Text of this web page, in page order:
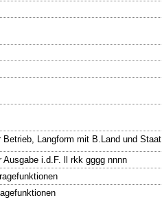
Betrieb, Langform mit B.Land und Staat
Ausgabe i.d.F. ll rkk gggg nnnn